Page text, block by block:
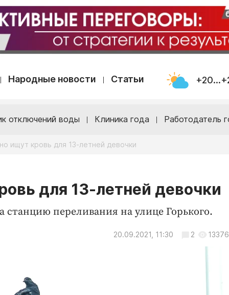
Народные новости Статьи
отключений воды Клиника года Работодатель
ищут кровь для 13-летней девочки
для 13-летней девочки
переливания на улице Горького.
20.09.2021, 11:30 2 13376